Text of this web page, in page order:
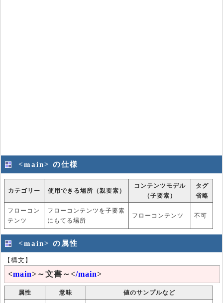
<main> の仕様
カテゴリー 使用できる場所（親要素）
コンテンツモデル
（子要素）
タグ
省略
フローコン
テンツ
フローコンテンツを子要素
にもてる場所
フローコンテンツ 不可
<main> の属性
【構文】
<main>～文書～</main>
属性 意味 値のサンプルなど